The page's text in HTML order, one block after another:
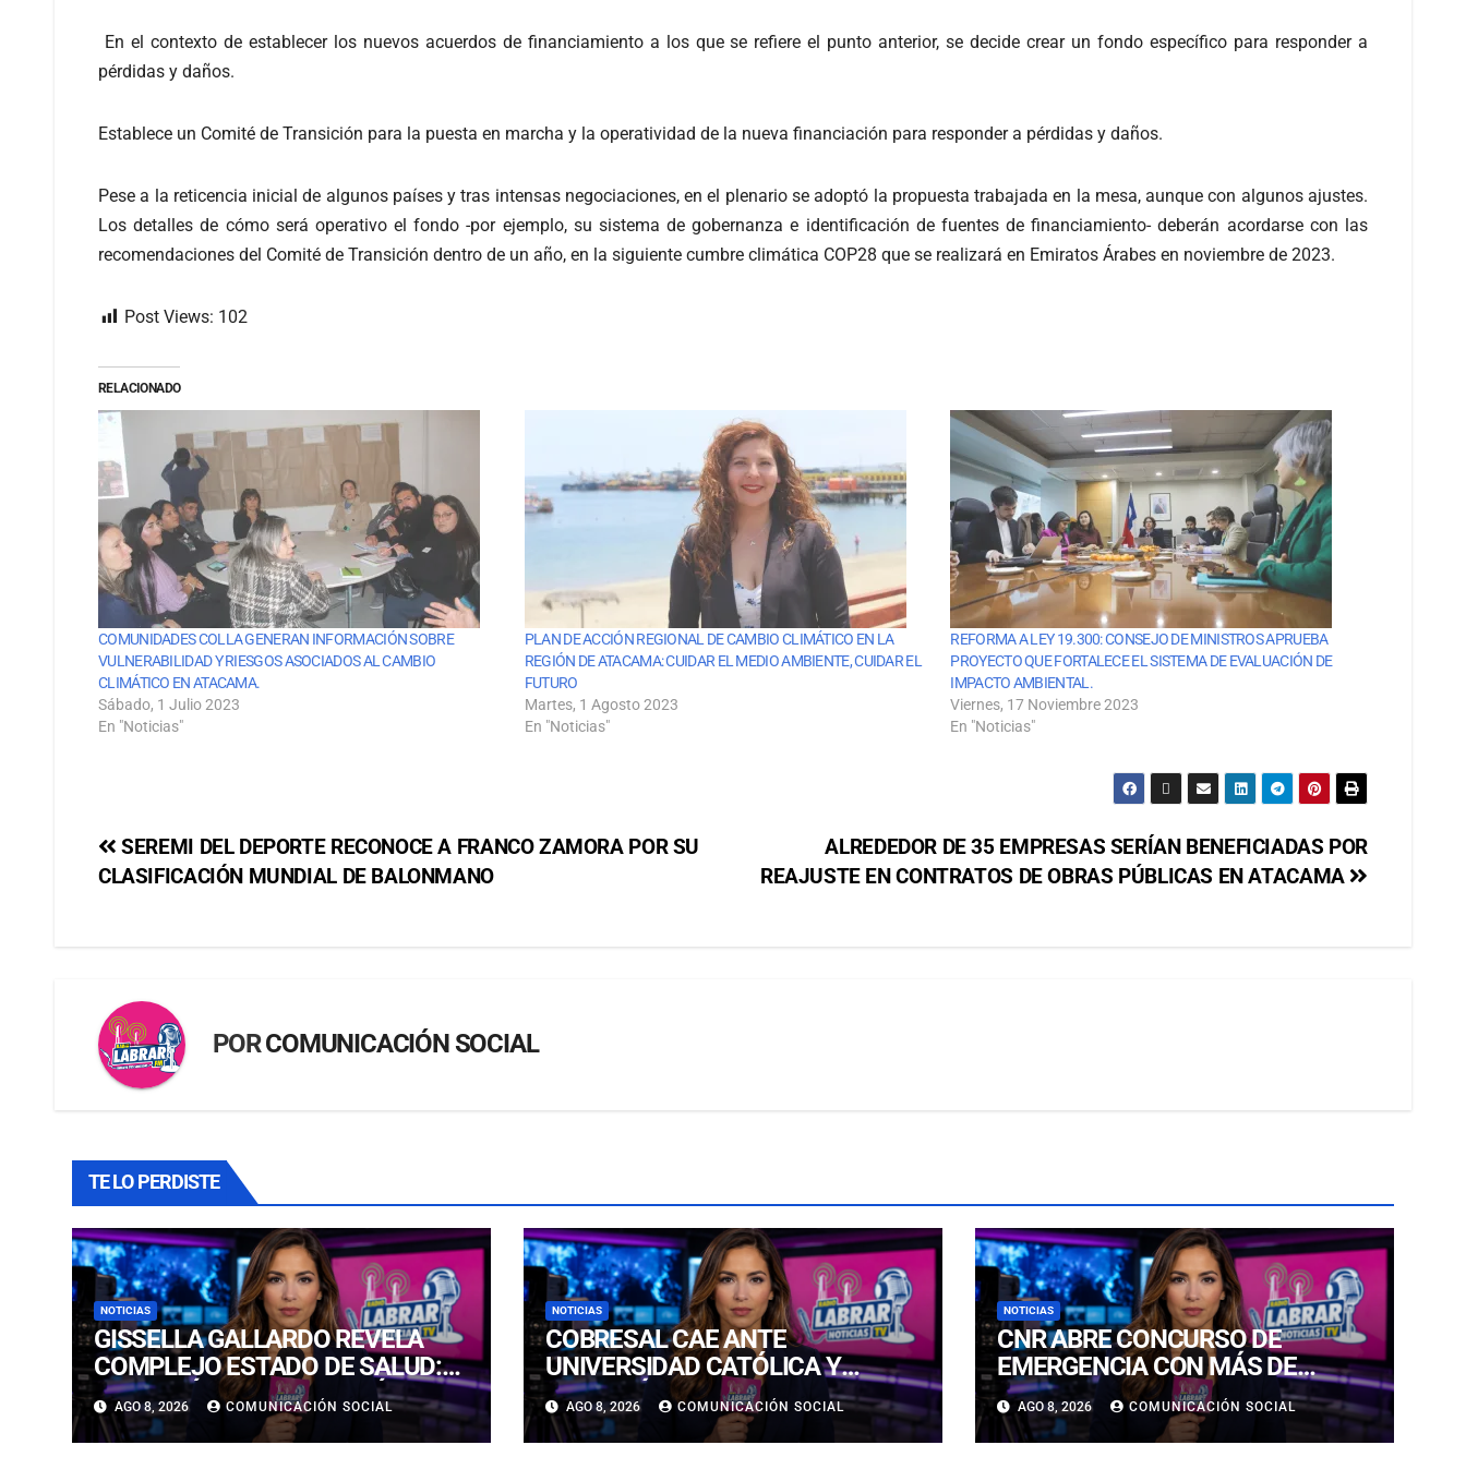
En el contexto de establecer los nuevos acuerdos de financiamiento a los que se refiere el punto anterior, se decide crear un fondo específico para responder a
pérdidas y daños.
Establece un Comité de Transición para la puesta en marcha y la operatividad de la nueva financiación para responder a pérdidas y daños.
Pese a la reticencia inicial de algunos países y tras intensas negociaciones, en el plenario se adoptó la propuesta trabajada en la mesa, aunque con algunos ajustes.
Los detalles de cómo será operativo el fondo -por ejemplo, su sistema de gobernanza e identificación de fuentes de financiamiento- deberán acordarse con las
recomendaciones del Comité de Transición dentro de un año, en la siguiente cumbre climática COP28 que se realizará en Emiratos Árabes en noviembre de 2023.
Post Views: 102
RELACIONADO
COMUNIDADES COLLA GENERAN INFORMACIÓN SOBRE
VULNERABILIDAD Y RIESGOS ASOCIADOS AL CAMBIO
CLIMÁTICO EN ATACAMA.
Sábado, 1 Julio 2023
En "Noticias"
PLAN DE ACCIÓN REGIONAL DE CAMBIO CLIMÁTICO EN LA
REGIÓN DE ATACAMA: CUIDAR EL MEDIO AMBIENTE, CUIDAR EL
FUTURO
Martes, 1 Agosto 2023
En "Noticias"
REFORMA A LEY 19.300: CONSEJO DE MINISTROS APRUEBA
PROYECTO QUE FORTALECE EL SISTEMA DE EVALUACIÓN DE
IMPACTO AMBIENTAL.
Viernes, 17 Noviembre 2023
En "Noticias"
ALREDEDOR DE 35 EMPRESAS SERÍAN BENEFICIADAS POR
REAJUSTE EN CONTRATOS DE OBRAS PÚBLICAS EN ATACAMA
SEREMI DEL DEPORTE RECONOCE A FRANCO ZAMORA POR SU
CLASIFICACIÓN MUNDIAL DE BALONMANO
PORCOMUNICACIÓN SOCIAL
TE LO PERDISTE
NOTICIAS
GISSELLA GALLARDO REVELA
COMPLEJO ESTADO DE SALUD:
“ME TENÍAN MAL HACE DÍAS”
AGO 8, 2026 COMUNICACIÓN SOCIAL
NOTICIAS
COBRESAL CAE ANTE
UNIVERSIDAD CATÓLICA Y
CONTINÚA COMPLICADO EN LA
PARTE BAJA DE LA TABLA
AGO 8, 2026 COMUNICACIÓN SOCIAL
NOTICIAS
CNR ABRE CONCURSO DE
EMERGENCIA CON MÁS DE
$6.500 MILLONES PARA
REHABILITAR OBRAS DE RIEGO
AFECTADAS POR LOS
AGO 8, 2026 COMUNICACIÓN SOCIAL